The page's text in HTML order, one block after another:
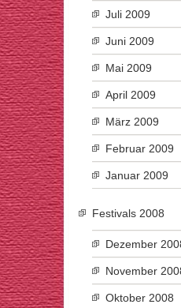
Juli 2009
Juni 2009
Mai 2009
April 2009
März 2009
Februar 2009
Januar 2009
Festivals 2008
Dezember
November
Oktober 2008